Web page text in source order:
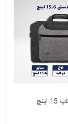
کیف دستی لپتاپ 15 اینچ